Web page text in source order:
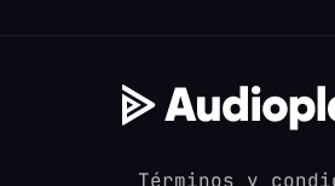
Términos y